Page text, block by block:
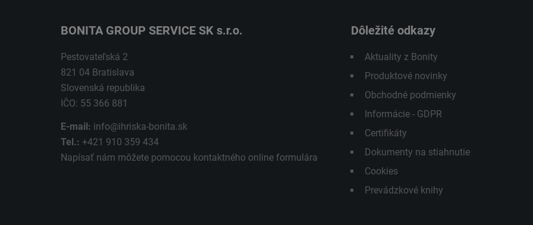
BONITA GROUP SERVICE SK s.r.o.
Pestovateľská 2
821 04 Bratislava
Slovenská republika
IČO: 55 366 881
E-mail: info@ihriska-bonita.sk
Tel.: +421 910 359 434
Napísať nám môžete pomocou kontaktného online formulára
Dôležité odkazy
Aktuality z Bonity
Produktové novinky
Obchodné podmienky
Informácie - GDPR
Certifikáty
Dokumenty na stiahnutie
Cookies
Prevádzkové knihy